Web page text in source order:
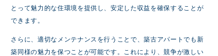
とって魅力的な住環境を提供し、安定した収益を確保することが
できます。
さらに、適切なメンテナンスを行うことで、築古アパートでも新
築同様の魅力を保つことが可能です。これにより、競争が激しい